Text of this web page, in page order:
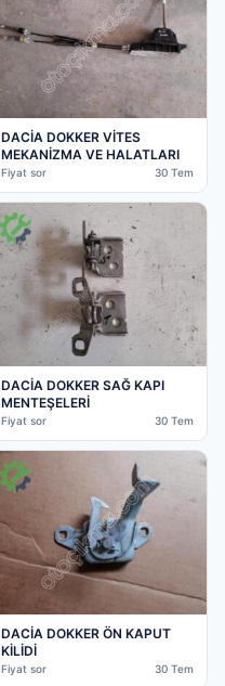
DACİA DOKKER VİTES
MEKANİZMA VE HALATLARI
Fiyat sor 30 Tem
DACİA DOKKER SAĞ KAPI
MENTEŞELERİ
Fiyat sor 30 Tem
DACİA DOKKER ÖN KAPUT
KİLİDİ
Fiyat sor 30 Tem